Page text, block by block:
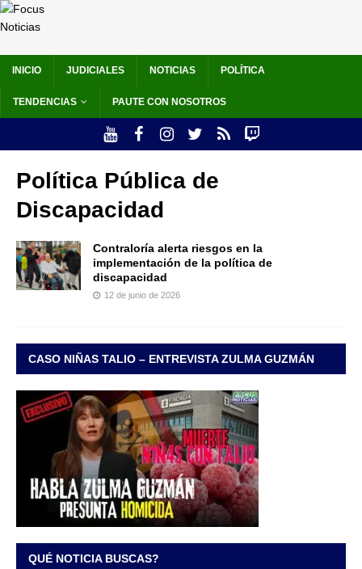
INICIO JUDICIALES NOTICIAS POLÍTICA
TENDENCIAS PAUTE CON NOSOTROS
Política Pública de
Discapacidad
Contraloría alerta riesgos en la
implementación de la política de
discapacidad
12 de junio de 2026
CASO NIÑAS TALIO – ENTREVISTA ZULMA GUZMÁN
QUÉ NOTICIA BUSCAS?